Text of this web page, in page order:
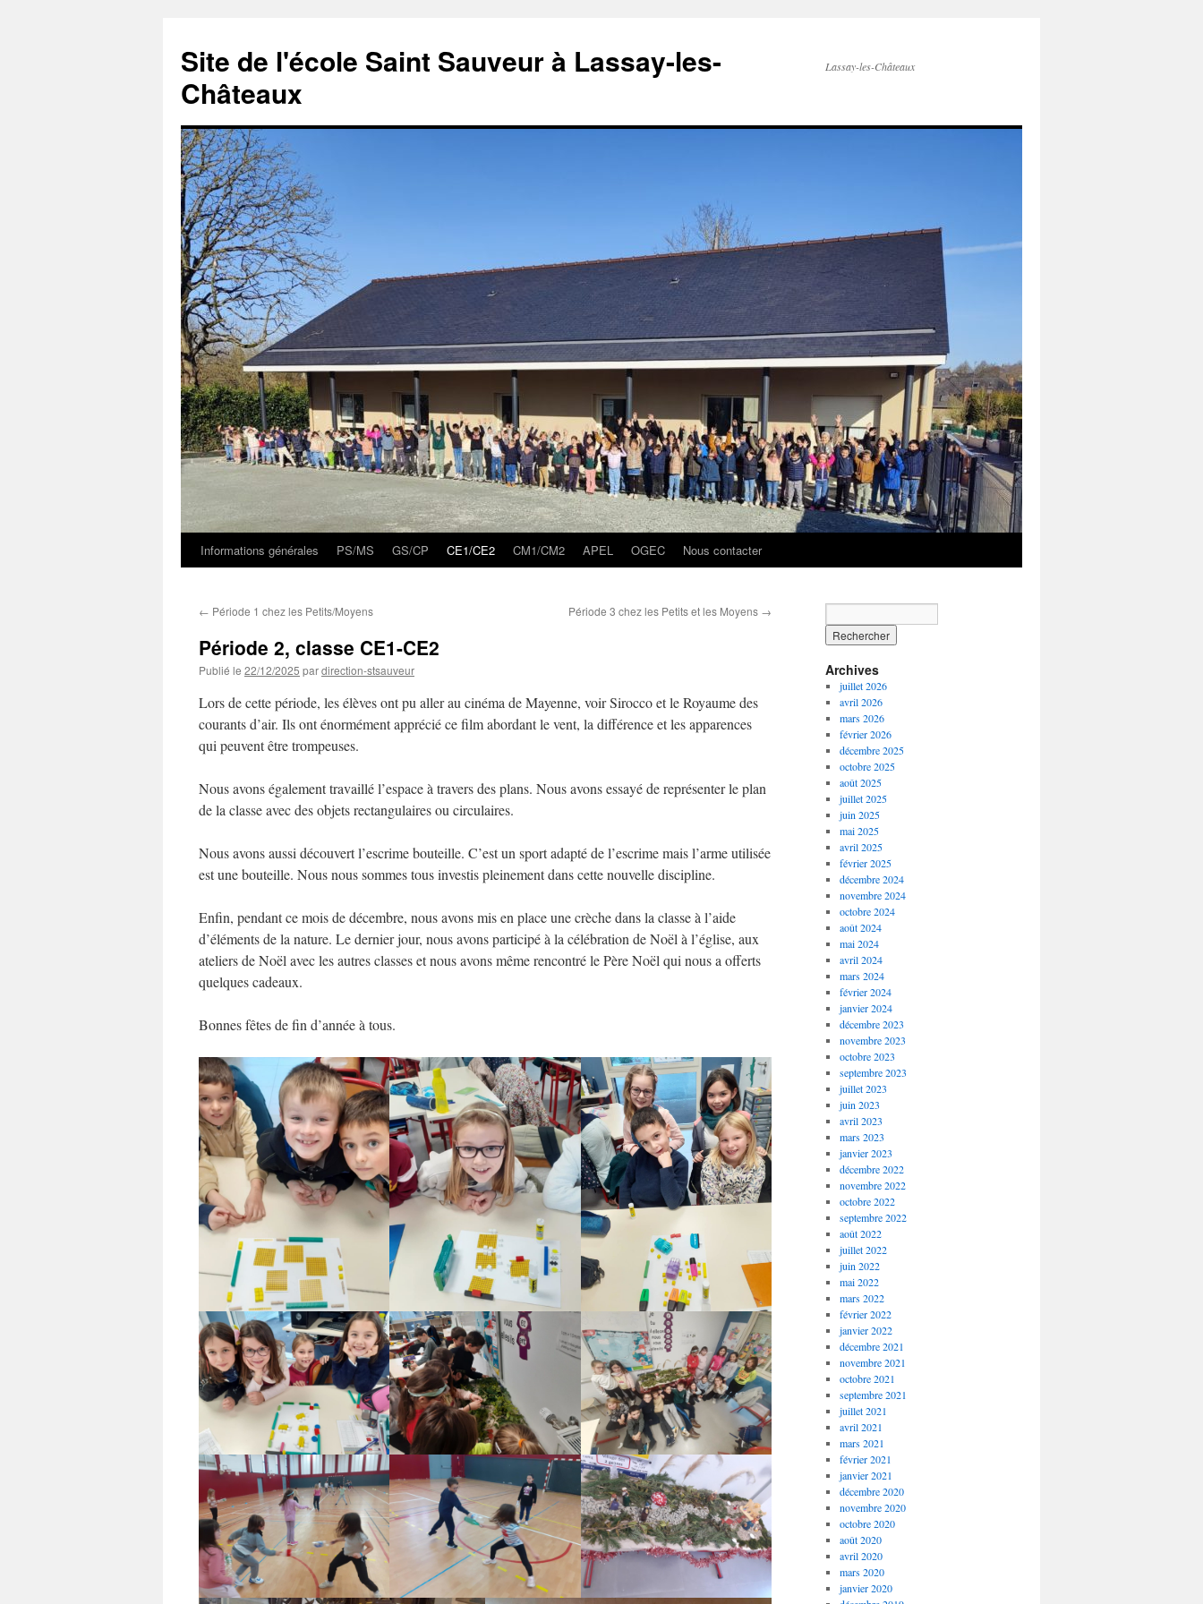
contenu
Site de l'école Saint Sauveur à Lassay-les-
Châteaux
Lassay-les-Châteaux
Informations générales PS/MS GS/CP CE1/CE2 CM1/CM2 APEL OGEC Nous contacter
← Période 1 chez les Petits/Moyens Période 3 chez les Petits et les Moyens →
Période 2, classe CE1-CE2
Publié le 22/12/2025 pardirection-stsauveur
Lors de cette période, les élèves ont pu aller au cinéma de Mayenne, voir Sirocco et le Royaume des
courants d’air. Ils ont énormément apprécié ce film abordant le vent, la différence et les apparences
qui peuvent être trompeuses.
Nous avons également travaillé l’espace à travers des plans. Nous avons essayé de représenter le plan
de la classe avec des objets rectangulaires ou circulaires.
Nous avons aussi découvert l’escrime bouteille. C’est un sport adapté de l’escrime mais l’arme utilisée
est une bouteille. Nous nous sommes tous investis pleinement dans cette nouvelle discipline.
Enfin, pendant ce mois de décembre, nous avons mis en place une crèche dans la classe à l’aide
d’éléments de la nature. Le dernier jour, nous avons participé à la célébration de Noël à l’église, aux
ateliers de Noël avec les autres classes et nous avons même rencontré le Père Noël qui nous a offerts
quelques cadeaux.
Bonnes fêtes de fin d’année à tous.
Archives
juillet 2026
avril 2026
mars 2026
février 2026
décembre 2025
octobre 2025
août 2025
juillet 2025
juin 2025
mai 2025
avril 2025
février 2025
décembre 2024
novembre 2024
octobre 2024
août 2024
mai 2024
avril 2024
mars 2024
février 2024
janvier 2024
décembre 2023
novembre 2023
octobre 2023
septembre 2023
juillet 2023
juin 2023
avril 2023
mars 2023
janvier 2023
décembre 2022
novembre 2022
octobre 2022
septembre 2022
août 2022
juillet 2022
juin 2022
mai 2022
mars 2022
février 2022
janvier 2022
décembre 2021
novembre 2021
octobre 2021
septembre 2021
juillet 2021
avril 2021
mars 2021
février 2021
janvier 2021
décembre 2020
novembre 2020
octobre 2020
août 2020
avril 2020
mars 2020
janvier 2020